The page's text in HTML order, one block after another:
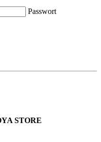
Passwort
STORE